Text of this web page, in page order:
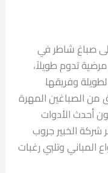
صباغ شاطر في
تدوم طويلاً،
وفريقها
من الصباغين المهرة
أحدث الأدوات
شركة الخبير جروب
وتلبي رغبات